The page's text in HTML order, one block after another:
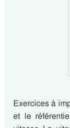
Exercices à
et le